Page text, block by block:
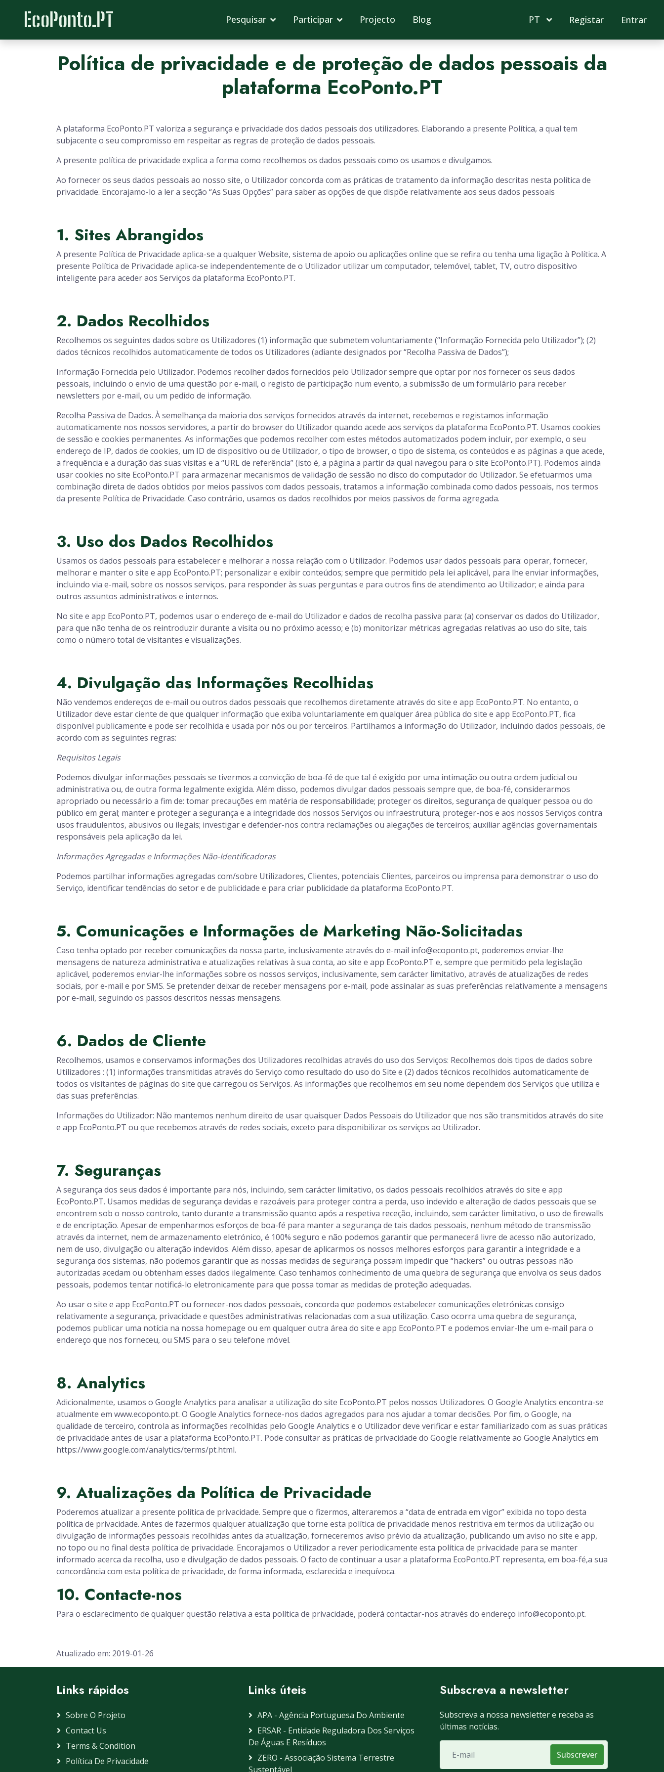
EcoPonto.PT Pesquisar Participar Projecto Blog PT Registar Entrar
Política de privacidade e de proteção de dados pessoais da
plataforma EcoPonto.PT
A plataforma EcoPonto.PT valoriza a segurança e privacidade dos dados pessoais dos utilizadores. Elaborando a presente Política, a qual tem
subjacente o seu compromisso em respeitar as regras de proteção de dados pessoais.
A presente política de privacidade explica a forma como recolhemos os dados pessoais como os usamos e divulgamos.
Ao fornecer os seus dados pessoais ao nosso site, o Utilizador concorda com as práticas de tratamento da informação descritas nesta política de
privacidade. Encorajamo-lo a ler a secção “As Suas Opções” para saber as opções de que dispõe relativamente aos seus dados pessoais
1. Sites Abrangidos
A presente Política de Privacidade aplica-se a qualquer Website, sistema de apoio ou aplicações online que se refira ou tenha uma ligação à Política. A
presente Política de Privacidade aplica-se independentemente de o Utilizador utilizar um computador, telemóvel, tablet, TV, outro dispositivo
inteligente para aceder aos Serviços da plataforma EcoPonto.PT.
2. Dados Recolhidos
Recolhemos os seguintes dados sobre os Utilizadores (1) informação que submetem voluntariamente (“Informação Fornecida pelo Utilizador”); (2)
dados técnicos recolhidos automaticamente de todos os Utilizadores (adiante designados por “Recolha Passiva de Dados”);
Informação Fornecida pelo Utilizador. Podemos recolher dados fornecidos pelo Utilizador sempre que optar por nos fornecer os seus dados
pessoais, incluindo o envio de uma questão por e-mail, o registo de participação num evento, a submissão de um formulário para receber
newsletters por e-mail, ou um pedido de informação.
Recolha Passiva de Dados. À semelhança da maioria dos serviços fornecidos através da internet, recebemos e registamos informação
automaticamente nos nossos servidores, a partir do browser do Utilizador quando acede aos serviços da plataforma EcoPonto.PT. Usamos cookies
de sessão e cookies permanentes. As informações que podemos recolher com estes métodos automatizados podem incluir, por exemplo, o seu
endereço de IP, dados de cookies, um ID de dispositivo ou de Utilizador, o tipo de browser, o tipo de sistema, os conteúdos e as páginas a que acede,
a frequência e a duração das suas visitas e a “URL de referência” (isto é, a página a partir da qual navegou para o site EcoPonto.PT). Podemos ainda
usar cookies no site EcoPonto.PT para armazenar mecanismos de validação de sessão no disco do computador do Utilizador. Se efetuarmos uma
combinação direta de dados obtidos por meios passivos com dados pessoais, tratamos a informação combinada como dados pessoais, nos termos
da presente Política de Privacidade. Caso contrário, usamos os dados recolhidos por meios passivos de forma agregada.
3. Uso dos Dados Recolhidos
Usamos os dados pessoais para estabelecer e melhorar a nossa relação com o Utilizador. Podemos usar dados pessoais para: operar, fornecer,
melhorar e manter o site e app EcoPonto.PT; personalizar e exibir conteúdos; sempre que permitido pela lei aplicável, para lhe enviar informações,
incluindo via e-mail, sobre os nossos serviços, para responder às suas perguntas e para outros fins de atendimento ao Utilizador; e ainda para
outros assuntos administrativos e internos.
No site e app EcoPonto.PT, podemos usar o endereço de e-mail do Utilizador e dados de recolha passiva para: (a) conservar os dados do Utilizador,
para que não tenha de os reintroduzir durante a visita ou no próximo acesso; e (b) monitorizar métricas agregadas relativas ao uso do site, tais
como o número total de visitantes e visualizações.
4. Divulgação das Informações Recolhidas
Não vendemos endereços de e-mail ou outros dados pessoais que recolhemos diretamente através do site e app EcoPonto.PT. No entanto, o
Utilizador deve estar ciente de que qualquer informação que exiba voluntariamente em qualquer área pública do site e app EcoPonto.PT, fica
disponível publicamente e pode ser recolhida e usada por nós ou por terceiros. Partilhamos a informação do Utilizador, incluindo dados pessoais, de
acordo com as seguintes regras:
Requisitos Legais
Podemos divulgar informações pessoais se tivermos a convicção de boa-fé de que tal é exigido por uma intimação ou outra ordem judicial ou
administrativa ou, de outra forma legalmente exigida. Além disso, podemos divulgar dados pessoais sempre que, de boa-fé, considerarmos
apropriado ou necessário a fim de: tomar precauções em matéria de responsabilidade; proteger os direitos, segurança de qualquer pessoa ou do
público em geral; manter e proteger a segurança e a integridade dos nossos Serviços ou infraestrutura; proteger-nos e aos nossos Serviços contra
usos fraudulentos, abusivos ou ilegais; investigar e defender-nos contra reclamações ou alegações de terceiros; auxiliar agências governamentais
responsáveis pela aplicação da lei.
Informações Agregadas e Informações Não-Identificadoras
Podemos partilhar informações agregadas com/sobre Utilizadores, Clientes, potenciais Clientes, parceiros ou imprensa para demonstrar o uso do
Serviço, identificar tendências do setor e de publicidade e para criar publicidade da plataforma EcoPonto.PT.
5. Comunicações e Informações de Marketing Não-Solicitadas
Caso tenha optado por receber comunicações da nossa parte, inclusivamente através do e-mail info@ecoponto.pt, poderemos enviar-lhe
mensagens de natureza administrativa e atualizações relativas à sua conta, ao site e app EcoPonto.PT e, sempre que permitido pela legislação
aplicável, poderemos enviar-lhe informações sobre os nossos serviços, inclusivamente, sem carácter limitativo, através de atualizações de redes
sociais, por e-mail e por SMS. Se pretender deixar de receber mensagens por e-mail, pode assinalar as suas preferências relativamente a mensagens
por e-mail, seguindo os passos descritos nessas mensagens.
6. Dados de Cliente
Recolhemos, usamos e conservamos informações dos Utilizadores recolhidas através do uso dos Serviços: Recolhemos dois tipos de dados sobre
Utilizadores : (1) informações transmitidas através do Serviço como resultado do uso do Site e (2) dados técnicos recolhidos automaticamente de
todos os visitantes de páginas do site que carregou os Serviços. As informações que recolhemos em seu nome dependem dos Serviços que utiliza e
das suas preferências.
Informações do Utilizador: Não mantemos nenhum direito de usar quaisquer Dados Pessoais do Utilizador que nos são transmitidos através do site
e app EcoPonto.PT ou que recebemos através de redes sociais, exceto para disponibilizar os serviços ao Utilizador.
7. Seguranças
A segurança dos seus dados é importante para nós, incluindo, sem carácter limitativo, os dados pessoais recolhidos através do site e app
EcoPonto.PT. Usamos medidas de segurança devidas e razoáveis para proteger contra a perda, uso indevido e alteração de dados pessoais que se
encontrem sob o nosso controlo, tanto durante a transmissão quanto após a respetiva receção, incluindo, sem carácter limitativo, o uso de firewalls
e de encriptação. Apesar de empenharmos esforços de boa-fé para manter a segurança de tais dados pessoais, nenhum método de transmissão
através da internet, nem de armazenamento eletrónico, é 100% seguro e não podemos garantir que permanecerá livre de acesso não autorizado,
nem de uso, divulgação ou alteração indevidos. Além disso, apesar de aplicarmos os nossos melhores esforços para garantir a integridade e a
segurança dos sistemas, não podemos garantir que as nossas medidas de segurança possam impedir que “hackers” ou outras pessoas não
autorizadas acedam ou obtenham esses dados ilegalmente. Caso tenhamos conhecimento de uma quebra de segurança que envolva os seus dados
pessoais, podemos tentar notificá-lo eletronicamente para que possa tomar as medidas de proteção adequadas.
Ao usar o site e app EcoPonto.PT ou fornecer-nos dados pessoais, concorda que podemos estabelecer comunicações eletrónicas consigo
relativamente a segurança, privacidade e questões administrativas relacionadas com a sua utilização. Caso ocorra uma quebra de segurança,
podemos publicar uma notícia na nossa homepage ou em qualquer outra área do site e app EcoPonto.PT e podemos enviar-lhe um e-mail para o
endereço que nos forneceu, ou SMS para o seu telefone móvel.
8. Analytics
Adicionalmente, usamos o Google Analytics para analisar a utilização do site EcoPonto.PT pelos nossos Utilizadores. O Google Analytics encontra-se
atualmente em www.ecoponto.pt. O Google Analytics fornece-nos dados agregados para nos ajudar a tomar decisões. Por fim, o Google, na
qualidade de terceiro, controla as informações recolhidas pelo Google Analytics e o Utilizador deve verificar e estar familiarizado com as suas práticas
de privacidade antes de usar a plataforma EcoPonto.PT. Pode consultar as práticas de privacidade do Google relativamente ao Google Analytics em
https://www.google.com/analytics/terms/pt.html.
9. Atualizações da Política de Privacidade
Poderemos atualizar a presente política de privacidade. Sempre que o fizermos, alteraremos a “data de entrada em vigor” exibida no topo desta
política de privacidade. Antes de fazermos qualquer atualização que torne esta política de privacidade menos restritiva em termos da utilização ou
divulgação de informações pessoais recolhidas antes da atualização, forneceremos aviso prévio da atualização, publicando um aviso no site e app,
no topo ou no final desta política de privacidade. Encorajamos o Utilizador a rever periodicamente esta política de privacidade para se manter
informado acerca da recolha, uso e divulgação de dados pessoais. O facto de continuar a usar a plataforma EcoPonto.PT representa, em boa-fé,a sua
concordância com esta política de privacidade, de forma informada, esclarecida e inequívoca.
10. Contacte-nos
Para o esclarecimento de qualquer questão relativa a esta política de privacidade, poderá contactar-nos através do endereço info@ecoponto.pt.
Atualizado em: 2019-01-26
Links rápidos
Sobre O Projeto
Contact Us
Terms & Condition
Política De Privacidade
Links úteis
APA - Agência Portuguesa Do Ambiente
ERSAR - Entidade Reguladora Dos Serviços
De Águas E Resíduos
ZERO - Associação Sistema Terrestre
Sustentável
Subscreva a newsletter
Subscreva a nossa newsletter e receba as
últimas notícias.
Subscrever